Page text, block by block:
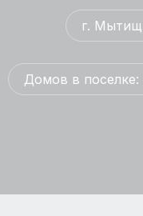
г.
Домов в поселке: